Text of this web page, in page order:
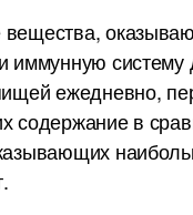
вещества,
иммунную
ежедневно,
содержание в